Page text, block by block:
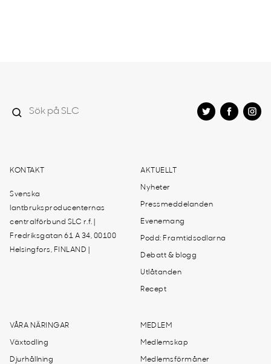
KONTAKT
Svenska
lantbruksproducenternas
centralförbund SLC r.f. |
Fredriksgatan 61 A 34, 00100
Helsingfors, FINLAND |
AKTUELLT
Nyheter
Pressmeddelanden
Evenemang
Podd: Framtidsodlarna
Debatt & blogg
Utlåtanden
Recept
VÅRA NÄRINGAR
Växtodling
Djurhållning
MEDLEM
Medlemskap
Medlemsförmåner